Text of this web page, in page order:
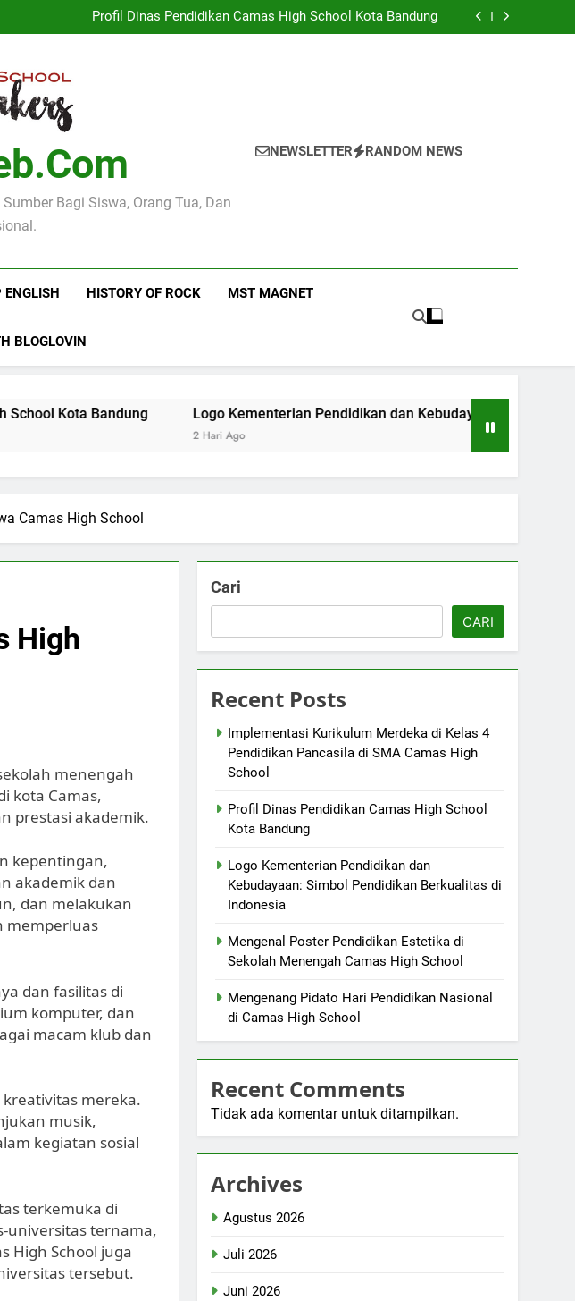
Camas High School
Profil Dinas Pendidikan Camas High School Kota Bandung
Logo Kementerian Pendidikan dan Kebudayaan: Simbol Pendidikan
Logo Kementerian Pendidikan dan Kebudayaan: Simbol Pendidikan
Mengenal Poster Pendidikan Estetika di Sekolah Menengah Camas High
Bagi Siswa, Orang Tua, Dan
NEWSLETTER RANDOM NEWS
ENGLISH HISTORY OF ROCK MST MAGNET
BLOGLOVIN
Bandung Logo Kementerian Pendidikan dan Kebudayaan: Simbol Pendidikan
Camas High School
High
menengah
kota Camas,
prestasi akademik.
kepentingan,
akademik dan
dan melakukan
memperluas
dan fasilitas di
komputer, dan
macam klub dan
kreativitas mereka.
musik,
kegiatan sosial
terkemuka di
universitas ternama,
High School juga
tersebut.
Cari
CARI
Recent Posts
Implementasi Kurikulum Merdeka di Kelas 4
Pendidikan Pancasila di SMA Camas High
School
Profil Dinas Pendidikan Camas High School
Kota Bandung
Logo Kementerian Pendidikan dan
Kebudayaan: Simbol Pendidikan Berkualitas di
Indonesia
Mengenal Poster Pendidikan Estetika di
Sekolah Menengah Camas High School
Mengenang Pidato Hari Pendidikan Nasional
di Camas High School
Recent Comments
Tidak ada komentar untuk ditampilkan.
Archives
Agustus 2026
Juli 2026
Juni 2026